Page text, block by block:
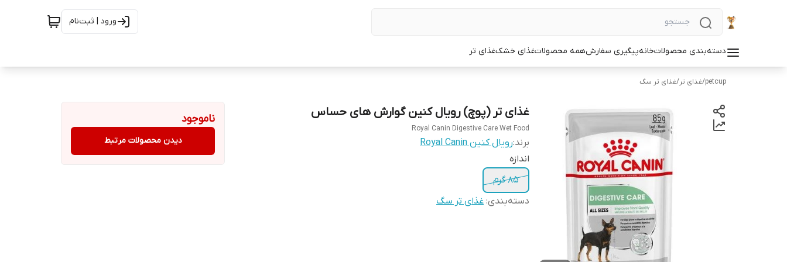
ورود | ثبت‌نام
دسته‌بندی محصولاتخانهپیگیری سفارشهمه محصولاتغذای خشکغذای تر
petcup
/غذای تر/غذای تر سگ
غذای تر (پوچ) رویال کنین گوارش های حساس
Royal Canin Digestive Care Wet Food
برند:رویال کنین Royal Canin
اندازه
85 گرم
دسته‌بندی: غذای تر سگ
ناموجود
دیدن محصولات مرتبط